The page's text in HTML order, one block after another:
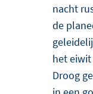
nacht
de
het
Droog